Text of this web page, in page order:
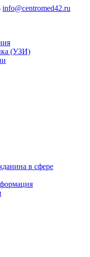
info@centromed42.ru
(УЗИ)
в сфере